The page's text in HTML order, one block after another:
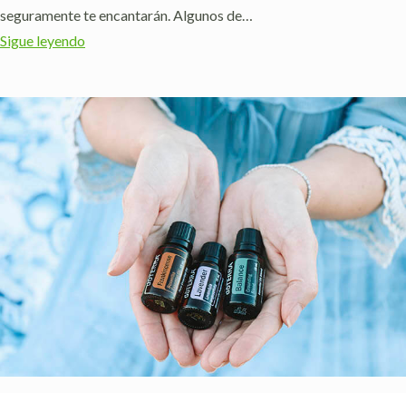
seguramente te encantarán. Algunos de…
Sigue leyendo